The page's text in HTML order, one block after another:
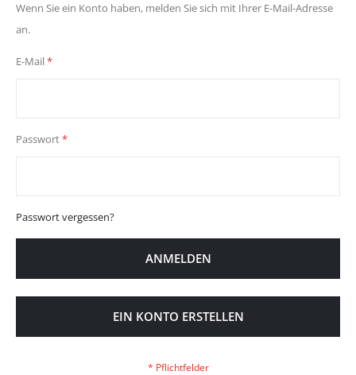
Wenn Sie ein Konto haben, melden Sie sich mit Ihrer E-Mail-Adresse
an.
E-Mail
Passwort
Passwort vergessen?
ANMELDEN
EIN KONTO ERSTELLEN